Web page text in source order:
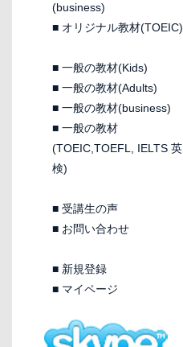
(business)
■ オリジナル教材(TOEIC)
■ 一般の教材(Kids)
■ 一般の教材(Adults)
■ 一般の教材(business)
■ 一般の教材
(TOEIC,TOEFL, IELTS 英
検)
■ 受講生の声
■ お問い合わせ
■ 新規登録
■ マイページ